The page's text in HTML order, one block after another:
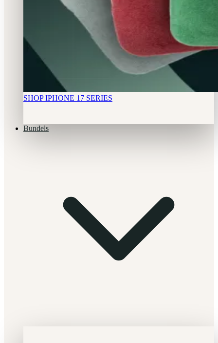
SHOP IPHONE 17 SERIES
Bundels